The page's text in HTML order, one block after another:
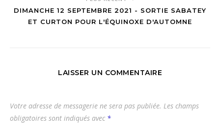
DIMANCHE 12 SEPTEMBRE 2021 - SORTIE SABATEY
ET CURTON POUR L'ÉQUINOXE D'AUTOMNE
LAISSER UN COMMENTAIRE
Votre adresse de messagerie ne sera pas publiée. Les champs
obligatoires sont indiqués avec *